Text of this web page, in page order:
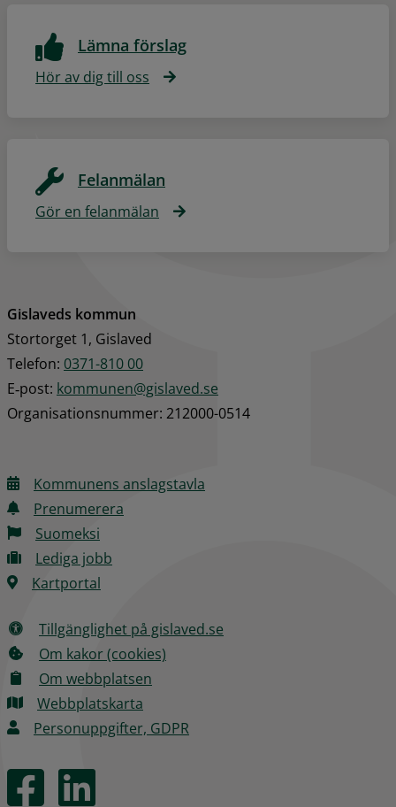
Lämna förslag
Hör av dig till oss
Felanmälan
Gör en felanmälan
Gislaveds kommun
Stortorget 1, Gislaved
Telefon: 0371-810 00
E‑post: kommunen@gislaved.se
Organisationsnummer: 212000-0514
Kommunens anslagstavla
Prenumerera
Suomeksi
Lediga jobb
Kartportal
Tillgänglighet på gislaved.se
Om kakor (cookies)
Om webbplatsen
Webbplatskarta
Personuppgifter, GDPR